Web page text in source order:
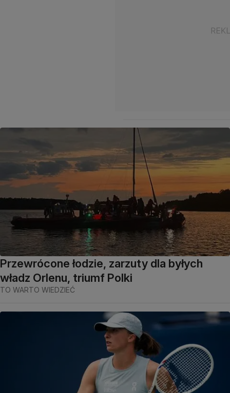
Przewrócone łodzie, zarzuty dla byłych
władz Orlenu, triumf Polki
TO WARTO WIEDZIEĆ